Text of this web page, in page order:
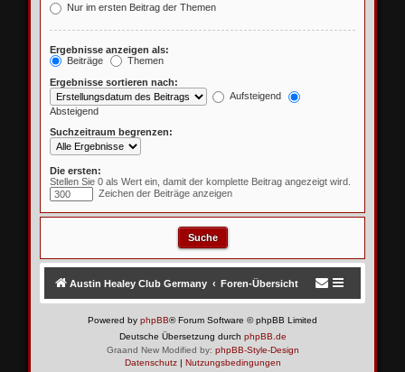
Nur im ersten Beitrag der Themen
Ergebnisse anzeigen als:
Beiträge
Themen
Ergebnisse sortieren nach:
Aufsteigend
Absteigend
Suchzeitraum begrenzen:
Die ersten:
Stellen Sie 0 als Wert ein, damit der komplette Beitrag angezeigt wird.
Zeichen der Beiträge anzeigen
Austin Healey Club Germany Foren-Übersicht
Powered by phpBB® Forum Software © phpBB Limited
Deutsche Übersetzung durch phpBB.de
Graand New Modified by: phpBB-Style-Design
Datenschutz| Nutzungsbedingungen